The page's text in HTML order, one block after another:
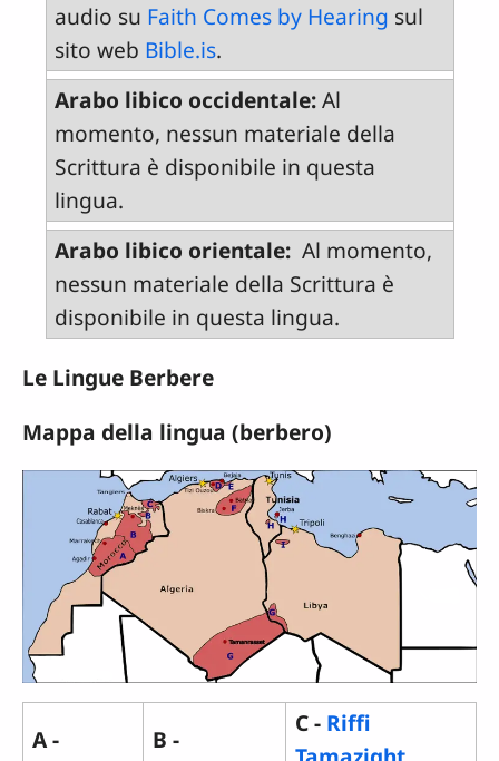
audio su Faith Comes by Hearing sul
sito web Bible.is.
Arabo libico occidentale:Al
momento, nessun materiale della
Scrittura è disponibile in questa
lingua.
Arabo libico orientale: Al momento,
nessun materiale della Scrittura è
disponibile in questa lingua.
Le Lingue Berbere
Mappa della lingua (berbero)
A -
B -
C - Riffi